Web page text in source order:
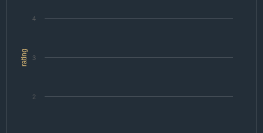
rating
2
3
4